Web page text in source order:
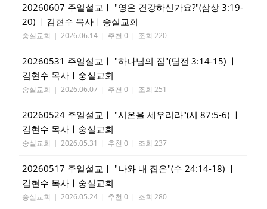
20260607 주일설교ㅣ "영은 건강하신가요?"(삼상 3:19-
20) ㅣ김현수 목사ㅣ숭실교회
숭실교회 | 2026.06.14 | 추천 0 | 조회 220
20260531 주일설교ㅣ "하나님의 집"(딤전 3:14-15) ㅣ
김현수 목사ㅣ숭실교회
숭실교회 | 2026.06.07 | 추천 0 | 조회 251
20260524 주일설교ㅣ "시온을 세우리라"(시 87:5-6) ㅣ
김현수 목사ㅣ숭실교회
숭실교회 | 2026.05.31 | 추천 0 | 조회 237
20260517 주일설교ㅣ "나와 내 집은"(수 24:14-18) ㅣ
김현수 목사ㅣ숭실교회
숭실교회 | 2026.05.24 | 추천 0 | 조회 280